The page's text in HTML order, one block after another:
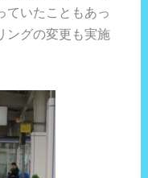
ていたこともあっ
ングの変更も実施